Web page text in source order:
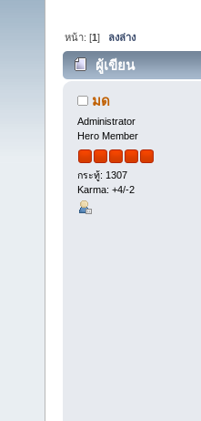
หน้า: [1] ลงล่าง
ผู้เขียน
(อ่าน 29574 ครั้ง)
มด
Administrator
Hero Member
กระทู้: 1307
Karma: +4/-2